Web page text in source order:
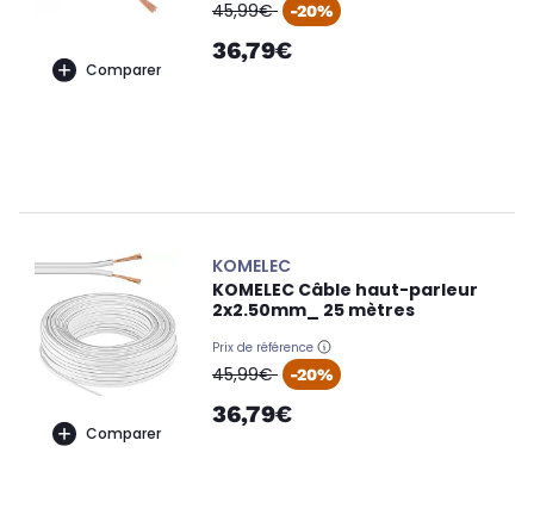
Comparer
oldPrice
45,99€ -20%
36,79€
Comparer
KOMELEC
KOMELEC Câble haut-parleur
2x2.50mm_ 25 mètres
Prix de référence
oldPrice
45,99€ -20%
36,79€